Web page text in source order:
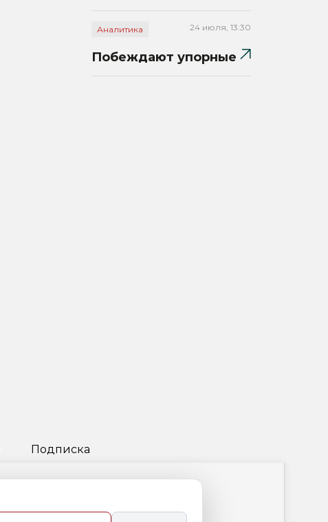
Аналитика 24 июля, 13:30
Побеждают упорные
Подписка